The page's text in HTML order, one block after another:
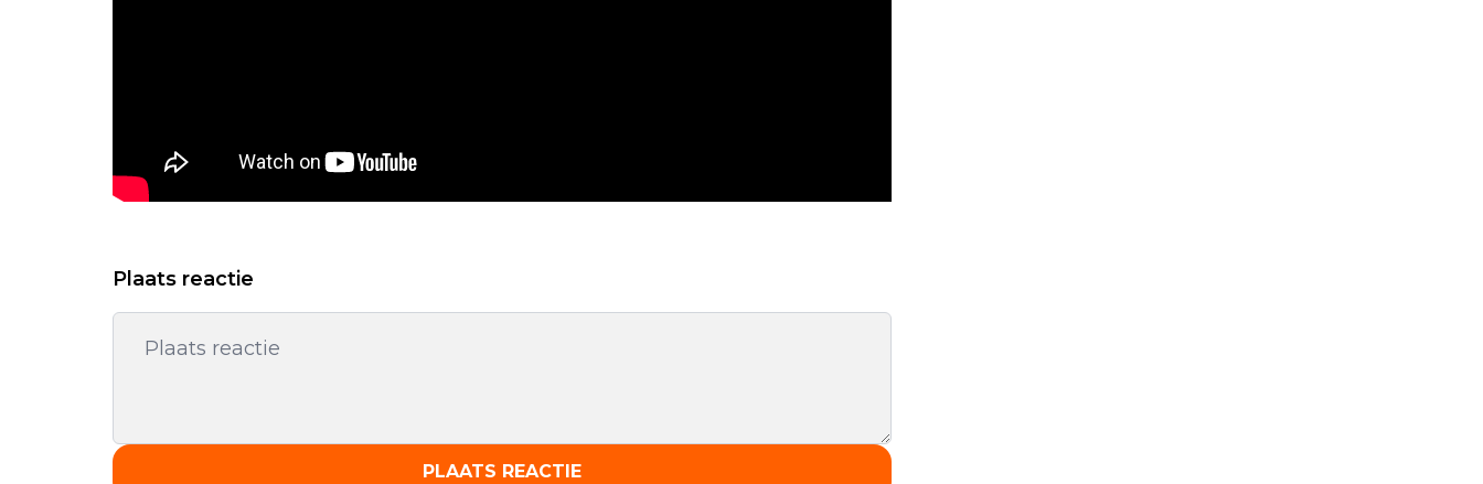
Plaats reactie
PLAATS REACTIE